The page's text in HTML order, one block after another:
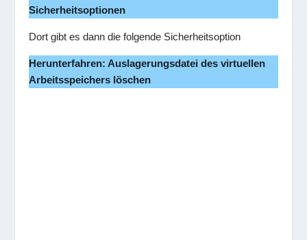
Sicherheitsoptionen
Dort gibt es dann die folgende Sicherheitsoption
Herunterfahren: Auslagerungsdatei des virtuellen
Arbeitsspeichers löschen